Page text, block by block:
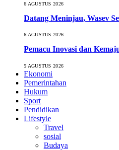
6 AGUSTUS 2026
Datang Meninjau, Wasev
6 AGUSTUS 2026
Pemacu Inovasi dan
5 AGUSTUS 2026
Ekonomi
Pemerintahan
Hukum
Sport
Pendidikan
Lifestyle
Travel
sosial
Budaya